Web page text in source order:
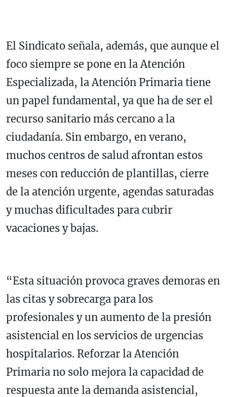
El Sindicato señala, además, que aunque el
foco siempre se pone en la Atención
Especializada, la Atención Primaria tiene
un papel fundamental, ya que ha de ser el
recurso sanitario más cercano a la
ciudadanía. Sin embargo, en verano,
muchos centros de salud afrontan estos
meses con reducción de plantillas, cierre
de la atención urgente, agendas saturadas
y muchas dificultades para cubrir
vacaciones y bajas.
“Esta situación provoca graves demoras en
las citas y sobrecarga para los
profesionales y un aumento de la presión
asistencial en los servicios de urgencias
hospitalarios. Reforzar la Atención
Primaria no solo mejora la capacidad de
respuesta ante la demanda asistencial,